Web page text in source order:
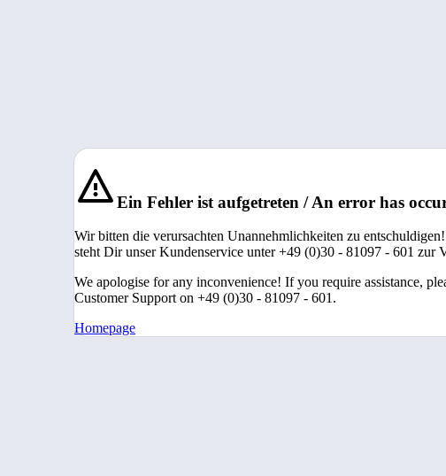
Ein Fehler ist aufgetreten / An error has
Wir bitten die verursachten Unannehmlichkeiten zu
steht Dir unser Kundenservice unter +49 (0)30 - 81097 - 601 zur
We apologise for any inconvenience! If you require assistance,
Customer Support on +49 (0)30 - 81097 - 601.
Homepage